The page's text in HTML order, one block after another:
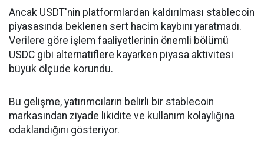
Ancak USDT'nin platformlardan kaldırılması stablecoin
piyasasında beklenen sert hacim kaybını yaratmadı.
Verilere göre işlem faaliyetlerinin önemli bölümü
USDC gibi alternatiflere kayarken piyasa aktivitesi
büyük ölçüde korundu.
Bu gelişme, yatırımcıların belirli bir stablecoin
markasından ziyade likidite ve kullanım kolaylığına
odaklandığını gösteriyor.